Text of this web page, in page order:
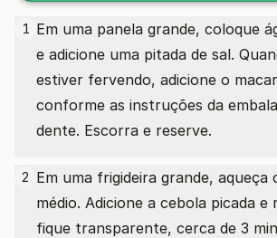
1 Em uma panela grande, coloque
e adicione uma pitada de sal.
estiver fervendo, adicione o
conforme as instruções da
dente. Escorra e reserve.
2 Em uma frigideira grande, aqueça
médio. Adicione a cebola picada
fique transparente, cerca de 3